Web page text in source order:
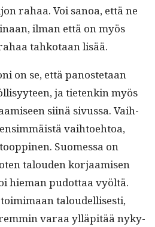
rahaa. Voi sanoa, että ne
ilman että on myös
tahko­taan lisää.
on se, että panos­te­taan
ja tietenkin myös
siinä sivus­sa. Vai­h­
vai­h­toe­htoa,
Suomes­sa on
talouden kor­jaamisen
hie­man pudot­taa vyöltä.
taloudel­lis­es­ti,
varaa ylläpitää nyky­